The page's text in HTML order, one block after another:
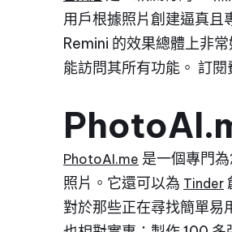
用戶根據照片創建逼真且
Remini 的效果總體上非
能訪問其所有功能。 訂
PhotoAI.me 是一個專門
照片。它還可以為 Tinder
對於那些正在尋找簡單易